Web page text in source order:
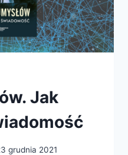
Jak
grudnia 2021